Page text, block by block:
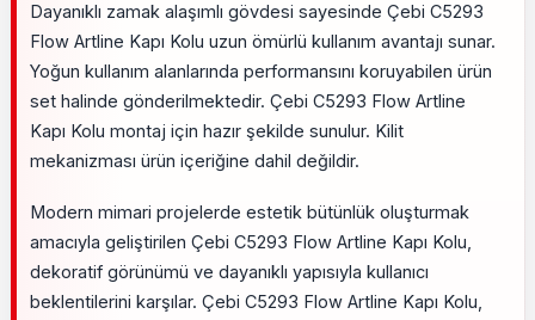
Dayanıklı zamak alaşımlı gövdesi sayesinde Çebi C5293
Flow Artline Kapı Kolu uzun ömürlü kullanım avantajı sunar.
Yoğun kullanım alanlarında performansını koruyabilen ürün
set halinde gönderilmektedir. Çebi C5293 Flow Artline
Kapı Kolu montaj için hazır şekilde sunulur. Kilit
mekanizması ürün içeriğine dahil değildir.
Modern mimari projelerde estetik bütünlük oluşturmak
amacıyla geliştirilen Çebi C5293 Flow Artline Kapı Kolu,
dekoratif görünümü ve dayanıklı yapısıyla kullanıcı
beklentilerini karşılar. Çebi C5293 Flow Artline Kapı Kolu,